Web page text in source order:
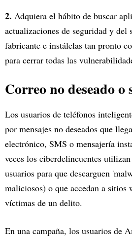
2. Adquiera el hábito de buscar
actualizaciones de seguridad y del
fabricante e instálelas tan pronto
para cerrar todas las
Correo no deseado o
Los usuarios de teléfonos
por mensajes no deseados que
electrónico, SMS o mensajería
veces los ciberdelincuentes
usuarios para que descarguen
maliciosos) o que accedan a sitios
víctimas de un delito.
En una campaña, los usuarios de